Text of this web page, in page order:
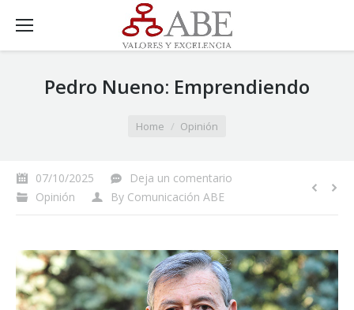
Pedro Nueno: Emprendiendo
Home Opinión
07/10/2025
Deja un comentario
Opinión
By Comunicación ABE